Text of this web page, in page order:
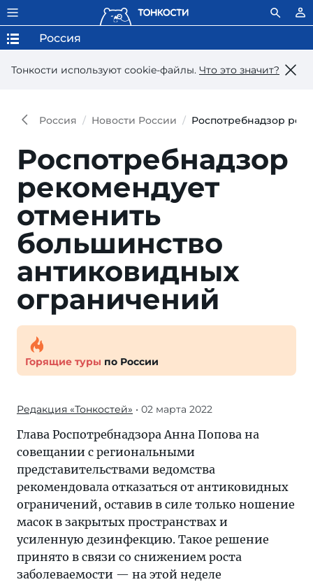
Тонкости используют сookie-файлы. Что это значит?
Россия
Россия Новости России Роспотребнадзор
Роспотребнадзор
рекомендует
отменить
большинство
антиковидных
ограничений
Горящие туры по России
Редакция «Тонкостей» • 02 марта 2022
Глава Роспотребнадзора Анна Попова на
совещании с региональными
представительствами ведомства
рекомендовала отказаться от антиковидных
ограничений, оставив в силе только ношение
масок в закрытых пространствах и
усиленную дезинфекцию. Такое решение
принято в связи со снижением роста
заболеваемости — на этой неделе